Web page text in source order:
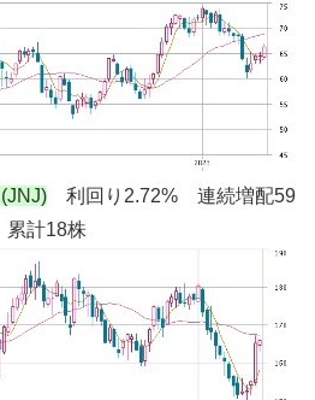
利回り2.72% 連続増配59
計18株